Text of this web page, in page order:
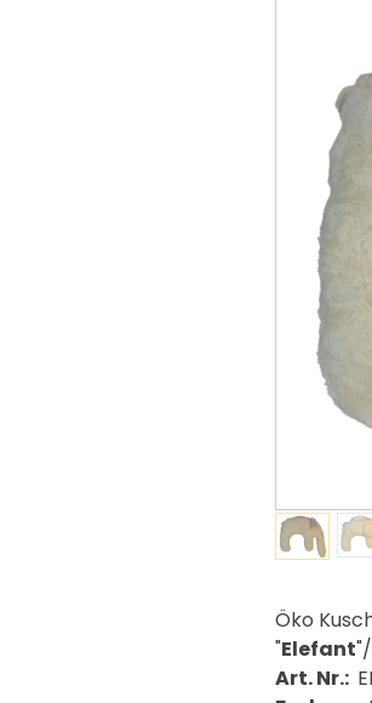
Öko
"Elefant"/
Art. Nr.: